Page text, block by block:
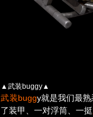
▲武装buggy▲
武装buggy就是我们最
了装甲、一对浮筒、一挺